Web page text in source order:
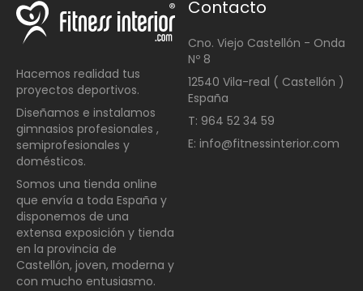
Hacemos realidad tus
proyectos deportivos.
Diseñamos e instalamos
gimnasios profesionales ,
semiprofesionales y
domésticos.
Somos una tienda online
que envía a toda España y
disponemos de una
extensa exposición y tienda
en la provincia de
Castellón, joven, moderna y
con mucho entusiasmo.
Contacto
Cno. Viejo Castellón - Onda
Nº 8
12540 Vila-real ( Castellón )
España
T: 964 52 34 59
E: info@fitnessinterior.com